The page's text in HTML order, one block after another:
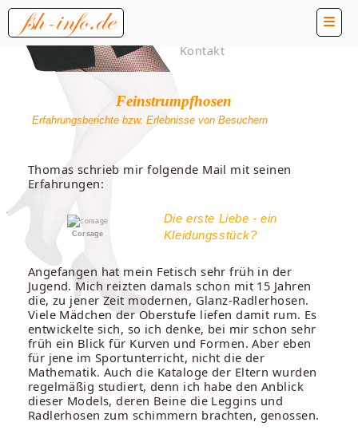
Kontakt
Feinstrumpfhosen
Erfahrungsberichte bzw. Erlebnisse von Besuchern
Thomas schrieb mir folgende Mail mit seinen
Erfahrungen:
Corsage
Die erste Liebe - ein
Kleidungsstück?
Angefangen hat mein Fetisch sehr früh in der
Jugend. Mich reizten damals schon mit 15 Jahren
die, zu jener Zeit modernen, Glanz-Radlerhosen.
Viele Mädchen der Oberstufe liefen damit rum. Es
entwickelte sich, so ich denke, bei mir schon sehr
früh ein Blick für Kurven und Formen. Aber eben
für jene im Sportunterricht, nicht die der
Mathematik. Auch die Kataloge der Eltern wurden
regelmäßig studiert, denn ich habe den Anblick
dieser Models, deren Beine die Leggins und
Radlerhosen zum schimmern brachten, genossen.